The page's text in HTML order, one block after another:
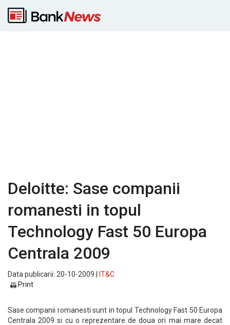
Deloitte: Sase companii
romanesti in topul
Technology Fast 50 Europa
Centrala 2009
Data publicarii: 20-10-2009 |
IT&C
Print
Sase companii romanesti sunt in topul Technology Fast 50 Europa
Centrala 2009 si cu o reprezentare de doua ori mai mare decat